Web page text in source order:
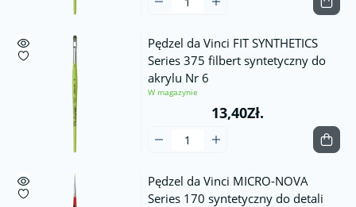
Pędzel da Vinci FIT SYNTHETICS
Series 375 filbert syntetyczny do
akrylu Nr 6
W magazynie
13,40Zł.
Pędzel da Vinci MICRO-NOVA
Series 170 syntetyczny do detali